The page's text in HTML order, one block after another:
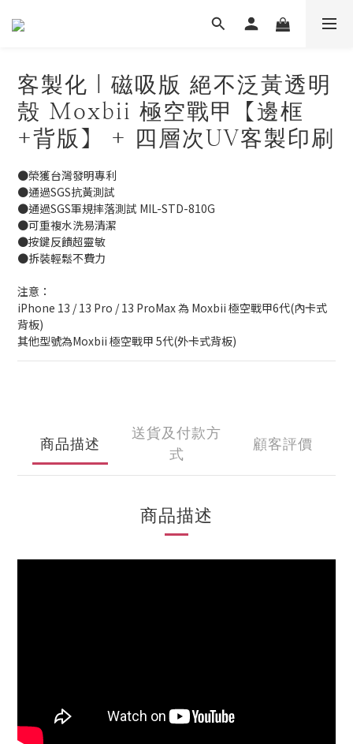
客製化｜磁吸版 絕不泛黃透明
殼 Moxbii 極空戰甲【邊框
+背版】 + 四層次UV客製印刷
●榮獲台灣發明專利
●通過SGS抗黃測試
●通過SGS軍規摔落測試 MIL-STD-810G
●可重複水洗易清潔
●按鍵反饋超靈敏
●拆裝輕鬆不費力
注意：
iPhone 13 / 13 Pro / 13 ProMax 為 Moxbii 極空戰甲6代(內卡式
背板)
其他型號為Moxbii 極空戰甲 5代(外卡式背板)
商品描述
送貨及付款方
式
顧客評價
商品描述